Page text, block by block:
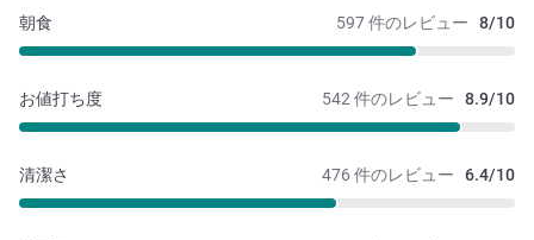
597 件のレビュー 8/10
朝食
542 件のレビュー 8.9/10
お値打ち度
476 件のレビュー 6.4/10
清潔さ